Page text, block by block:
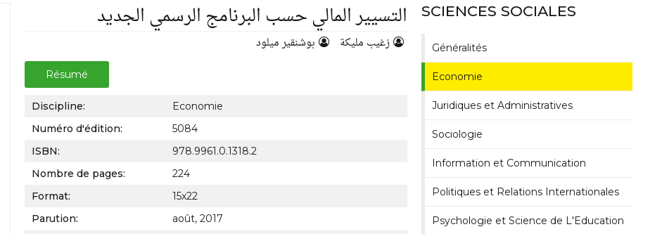
التسيير المالي حسب البرنامج الرسمي الجديد
زغيب مليكة بوشنقير ميلود
Résumé
Discipline:
Economie
Numéro d'édition:
5084
ISBN:
978.9961.0.1318.2
Nombre de pages:
224
Format:
15x22
Parution:
août, 2017
SCIENCES SOCIALES
Généralités
Economie
Juridiques et Administratives
Sociologie
Information et Communication
Politiques et Relations Internationales
Psychologie et Science de L'Education